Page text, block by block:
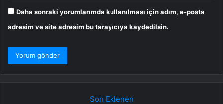
Daha sonraki yorumlarımda kullanılması için adım, e-posta
adresim ve site adresim bu tarayıcıya kaydedilsin.
Son Eklenen